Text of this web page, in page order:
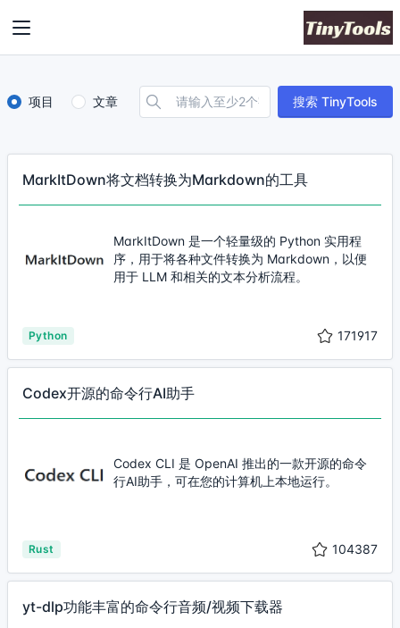
项目 文章 搜索 TinyTools
MarkItDown将文档转换为Markdown的工具
MarkItDown 是一个轻量级的 Python 实用程
序，用于将各种文件转换为 Markdown，以便
用于 LLM 和相关的文本分析流程。
Python 171917
Codex开源的命令行AI助手
Codex CLI 是 OpenAI 推出的一款开源的命令
行AI助手，可在您的计算机上本地运行。
Rust 104387
yt-dlp功能丰富的命令行音频/视频下载器